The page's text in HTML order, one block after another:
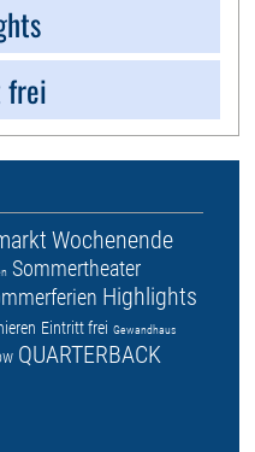
Wochenende
Sommertheater
Highlights
Eintritt frei Gewandhaus
QUARTERBACK